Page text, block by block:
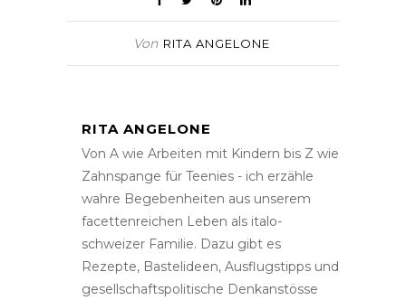
Von RITA ANGELONE
RITA ANGELONE
Von A wie Arbeiten mit Kindern bis Z wie
Zahnspange für Teenies - ich erzähle
wahre Begebenheiten aus unserem
facettenreichen Leben als italo-
schweizer Familie. Dazu gibt es
Rezepte, Bastelideen, Ausflugstipps und
gesellschaftspolitische Denkanstösse